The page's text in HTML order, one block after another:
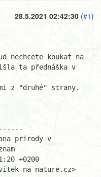
28.5.2021 02:42:30 (#1)
nechcete koukat na
ta přednáška v
z "druhé" strany.